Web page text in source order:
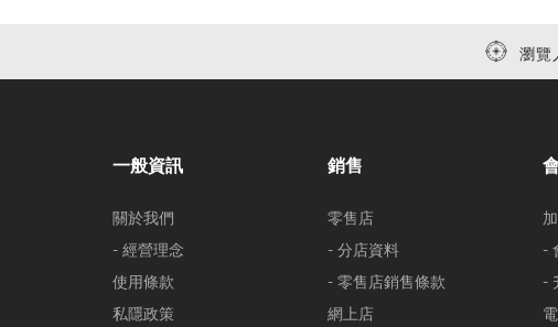
瀏覽
一般資訊
關於我們
- 經營理念
使用條款
私隱政策
銷售
零售店
- 分店資料
- 零售店銷售條款
網上店
-
-